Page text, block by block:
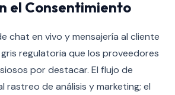
el Consentimiento
chat en vivo y mensajería al cliente
regulatoria que los proveedores
por destacar. El flujo de
rastreo de análisis y marketing; el